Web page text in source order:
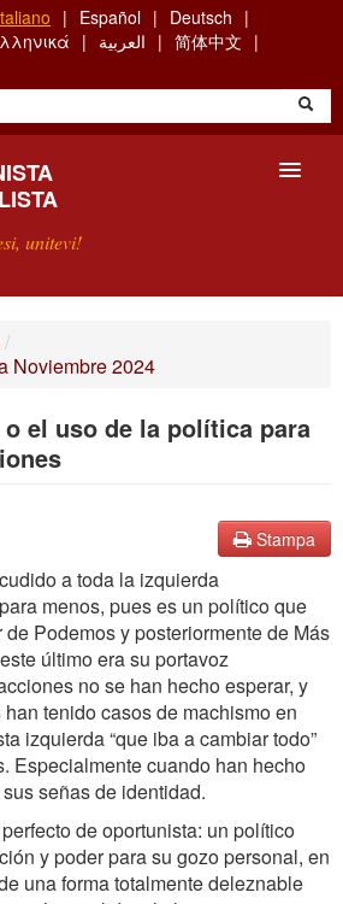
Español
Deutsch
العربية
简体中文
unitevi!
/
Noviembre 2024
el uso de la política para
Stampa
a toda la izquierda
menos, pues es un político que
Podemos y posteriormente de Más
último era su portavoz
no se han hecho esperar, y
tenido casos de machismo en
izquierda “que iba a cambiar todo”
Especialmente cuando han hecho
señas de identidad.
de oportunista: un político
y poder para su gozo personal, en
una forma totalmente deleznable